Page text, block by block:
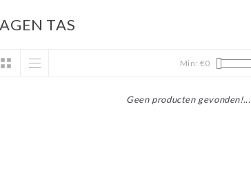
TAS
Min: €0
Geen producten gevonden!...